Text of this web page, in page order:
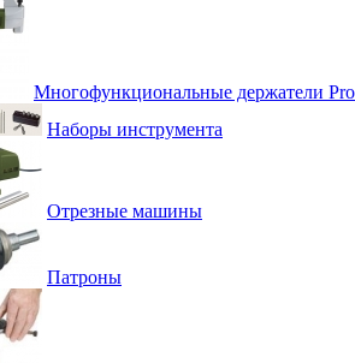
Многофункциональные держатели
Наборы инструмента
Отрезные машины
Патроны